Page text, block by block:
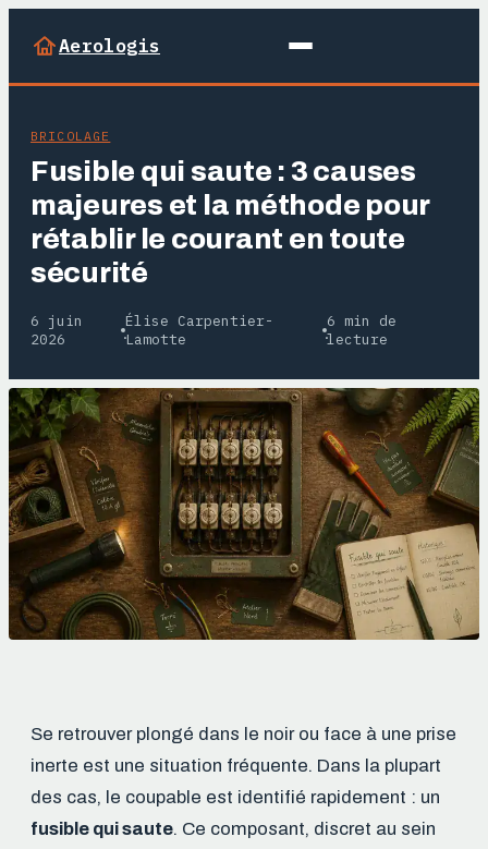
Aerologis
BRICOLAGE
Fusible qui saute : 3 causes
majeures et la méthode pour
rétablir le courant en toute
sécurité
6 juin
2026
·
Élise Carpentier-
Lamotte
·
6 min de
lecture
Se retrouver plongé dans le noir ou face à une prise
inerte est une situation fréquente. Dans la plupart
des cas, le coupable est identifié rapidement : un
fusible qui saute. Ce composant, discret au sein